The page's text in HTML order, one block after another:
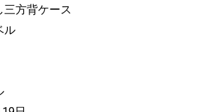
三方背ケース
ル